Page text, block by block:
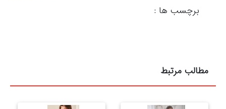
برچسب ها :
مطالب مرتبط